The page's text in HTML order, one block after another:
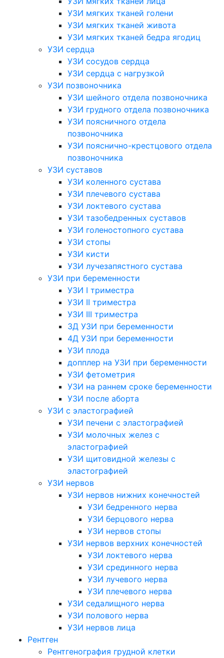
УЗИ мягких тканей голени
УЗИ мягких тканей живота
УЗИ мягких тканей бедра ягодиц
УЗИ сердца
УЗИ сосудов сердца
УЗИ сердца с нагрузкой
УЗИ позвоночника
УЗИ шейного отдела позвоночника
УЗИ грудного отдела позвоночника
УЗИ поясничного отдела
позвоночника
УЗИ пояснично-крестцового отдела
позвоночника
УЗИ суставов
УЗИ коленного сустава
УЗИ плечевого сустава
УЗИ локтевого сустава
УЗИ тазобедренных суставов
УЗИ голеностопного сустава
УЗИ стопы
УЗИ кисти
УЗИ лучезапястного сустава
УЗИ при беременности
УЗИ I триместра
УЗИ II триместра
УЗИ III триместра
3Д УЗИ при беременности
4Д УЗИ при беременности
УЗИ плода
допплер на УЗИ при беременности
УЗИ фетометрия
УЗИ на раннем сроке беременности
УЗИ после аборта
УЗИ с эластографией
УЗИ печени с эластографией
УЗИ молочных желез с
эластографией
УЗИ щитовидной железы с
эластографией
УЗИ нервов
УЗИ нервов нижних конечностей
УЗИ бедренного нерва
УЗИ берцового нерва
УЗИ нервов стопы
УЗИ нервов верхних конечностей
УЗИ локтевого нерва
УЗИ срединного нерва
УЗИ лучевого нерва
УЗИ плечевого нерва
УЗИ седалищного нерва
УЗИ полового нерва
УЗИ нервов лица
Рентген
Рентгенография грудной клетки